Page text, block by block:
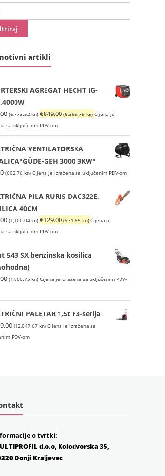
artikli
AGREGAT HECHT IG-
(6,773.52 kn)Izvorna
cijena
bila
je:
€899.00
€849.00 (6,396.79 kn) Trenutna
je:
€849.00
(6,396.79
Cijena je
sa uključenim PDV-om
VENTILATORSKA
GEH 3000 3KW"
(602.76 kn) Cijena je izražena sa uključenim PDV-om
PILA RURIS DAC322E,
40CM
(1,100.04 kn)Izvorna
cijena
bila
je:
€129.00 (971.95 kn) Trenutna
je:
€129.00
Cijena je
sa uključenim PDV-om
543 SX benzinska kosilica
(1,800.75 kn) Cijena je izražena sa uključenim PDV-
PALETAR 1,5t F3-serija
(12,047.67 kn) Cijena je izražena sa
PDV-om
o tvrtki:
d.o.o, Kolodvorska 35,
Donji Kraljevec